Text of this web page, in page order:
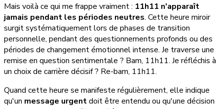
Mais voilà ce qui me frappe vraiment : 11h11 n'apparaît
jamais pendant les périodes neutres. Cette heure miroir
surgit systématiquement lors de phases de transition
personnelle, pendant des questionnements profonds ou des
périodes de changement émotionnel intense. Je traverse une
remise en question sentimentale ? Bam, 11h11. Je réfléchis à
un choix de carrière décisif ? Re-bam, 11h11.
Quand cette heure se manifeste régulièrement, elle indique
qu'un message urgentdoit être entendu ou qu'une décision